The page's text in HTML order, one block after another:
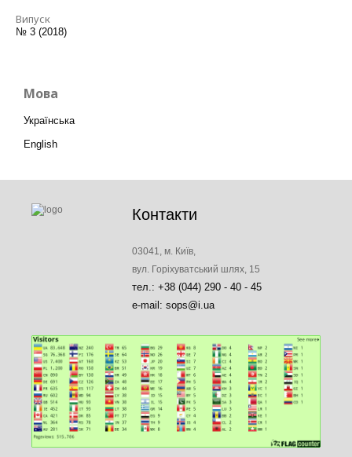
Випуск
№ 3 (2018)
Мова
Українська
English
Контакти
03041, м. Київ,
вул. Горіхуватський шлях, 15
тел.: +38 (044) 290 - 40 - 45
e-mail: sops@i.ua